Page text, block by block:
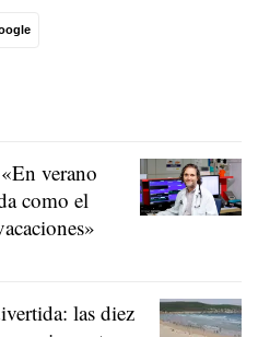
verano
como el
las diez